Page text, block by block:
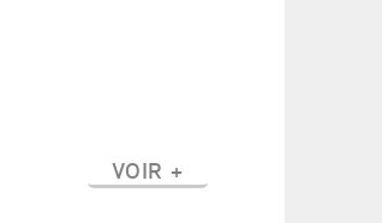
VOIR +